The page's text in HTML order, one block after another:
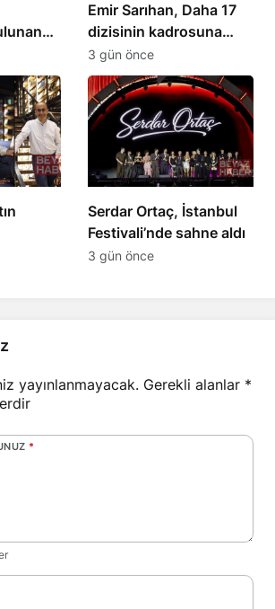
Emir Sarıhan, Daha 17
dizisinin kadrosuna
katıldı
3 gün önce
Serdar Ortaç, İstanbul
Festivali’nde sahne aldı
3 gün önce
yayınlanmayacak. Gerekli alanlar *
*